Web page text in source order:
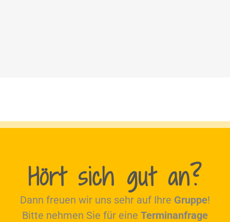
Hört sich gut an?
Dann freuen wir uns sehr auf Ihre Gruppe!
Bitte nehmen Sie für eine Terminanfrage